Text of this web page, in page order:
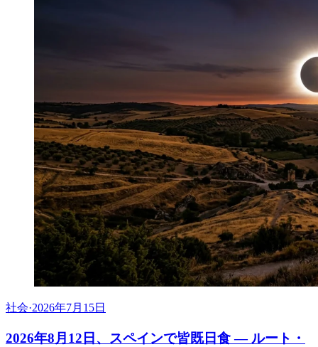
社会·2026年7月15日
2026年8月12日、スペインで皆既日食 ― ルート・